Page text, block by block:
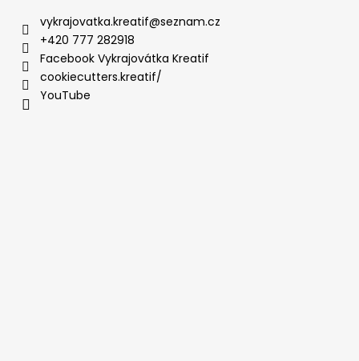
vykrajovatka.kreatif@seznam.cz
+420 777 282918
Facebook Vykrajovátka Kreatif
cookiecutters.kreatif/
YouTube